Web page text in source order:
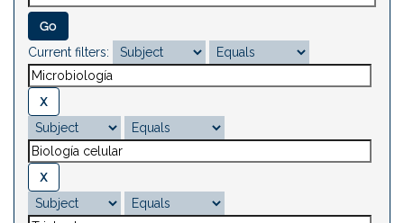
Current filters: